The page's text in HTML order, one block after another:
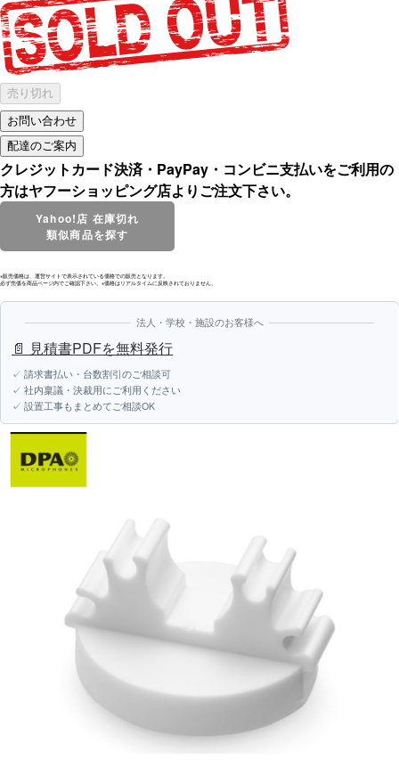
売り切れ
クレジットカード決済・PayPay・コンビニ支払いをご利用の
方はヤフーショッピング店よりご注文下さい。
Yahoo!店 在庫切れ
類似商品を探す
※販売価格は、運営サイトで表示されている価格での販売となります。
必ず売価を商品ページ内でご確認下さい。※価格はリアルタイムに反映されておりません。
法人・学校・施設のお客様へ
📄 見積書PDFを無料発行
✓ 請求書払い・台数割引のご相談可
✓ 社内稟議・決裁用にご利用ください
✓ 設置工事もまとめてご相談OK